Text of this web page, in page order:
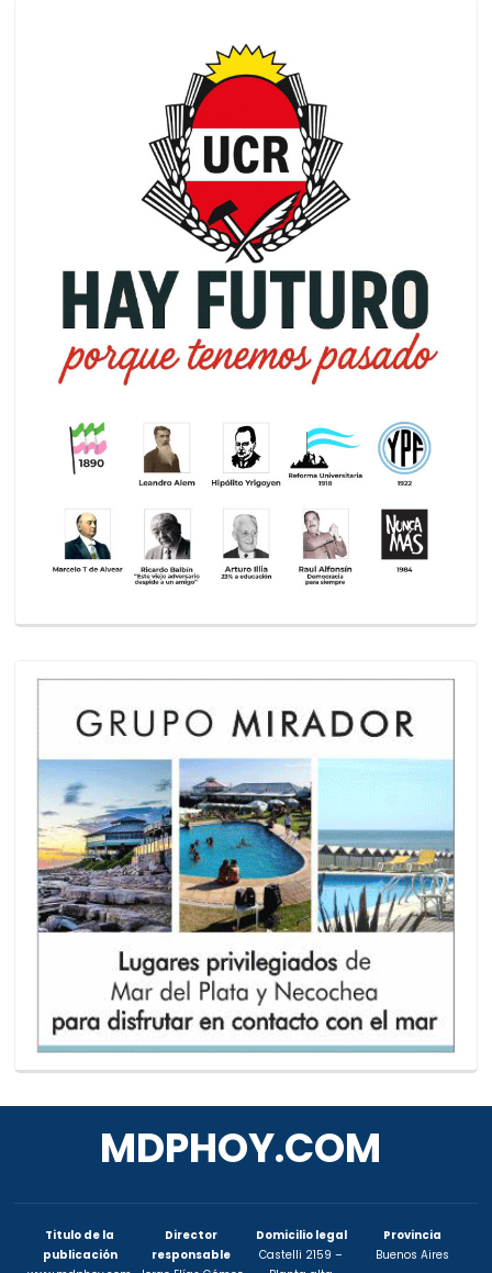
MDPHOY.COM
Titulo de la
publicación
Director
responsable
Domicilio legal
Castelli 2159 –
Provincia
Buenos Aires